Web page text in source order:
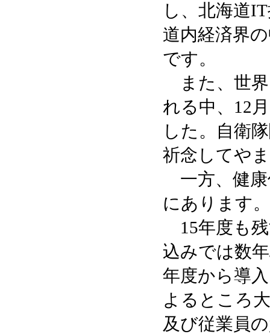
し、北海道
道内経済界
です。
また、世界
れる中、12
した。自衛
祈念してや
一方、健康
にあります。
15年度も残
込みでは数
年度から導
よるところ
及び従業員